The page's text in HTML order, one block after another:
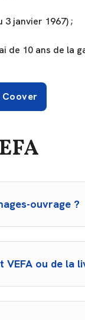
janvier 1967) ;
de 10 ans de la
Coover
ouvrage ?
ou de la